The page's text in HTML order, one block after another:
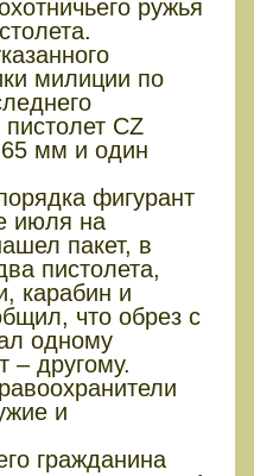
ружья
милиции по
CZ
мм и один
фигурант
июля на
пакет, в
пистолета,
карабин и
что обрез с
одному
– другому.
и
гражданина